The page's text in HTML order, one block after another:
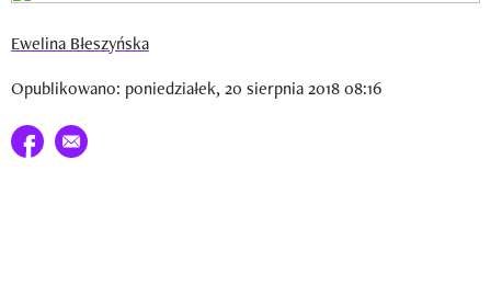
Ewelina Błeszyńska
Opublikowano: poniedziałek, 20 sierpnia 2018 08:16
Udostępnij na facebook
E-mail do przyjaciela